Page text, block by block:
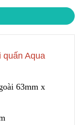
quấn Aqua
oài 63mm x